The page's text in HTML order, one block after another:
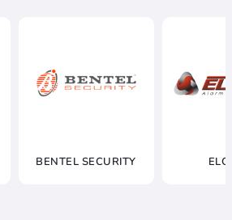
BENTEL SECURITY